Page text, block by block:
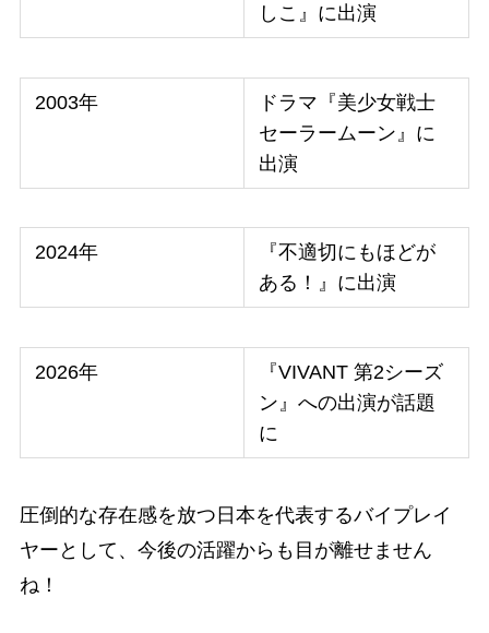
しこ』に出演
2003年
ドラマ『美少女戦士
セーラームーン』に
出演
2024年
『不適切にもほどが
ある！』に出演
2026年
『VIVANT 第2シーズ
ン』への出演が話題
に
圧倒的な存在感を放つ日本を代表するバイプレイ
ヤーとして、今後の活躍からも目が離せません
ね！